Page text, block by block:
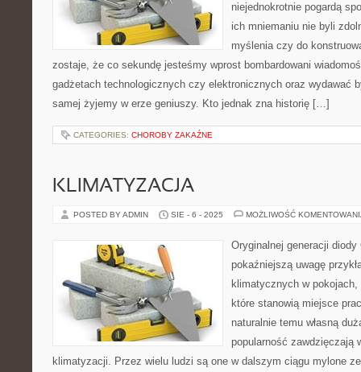
niejednokrotnie pogardą
ich mniemaniu nie byli
myślenia czy do
zostaje, że co sekundę jesteśmy wprost bombardowani
gadżetach technologicznych czy elektronicznych oraz wydawać
samej żyjemy w erze geniuszy. Kto jednak zna historię […]
CATEGORIES: CHOROBY ZAKAŹNE
KLIMATYZACJA
POSTED BY ADMIN SIE - 6 - 2025 MOŻLIWOŚĆ
Oryginalnej generacji
pokaźniejszą uwagę
klimatycznych w
które stanowią miejsce
naturalnie temu własną
popularność zawdzięczają
klimatyzacji. Przez wielu ludzi są one w dalszym ciągu mylone